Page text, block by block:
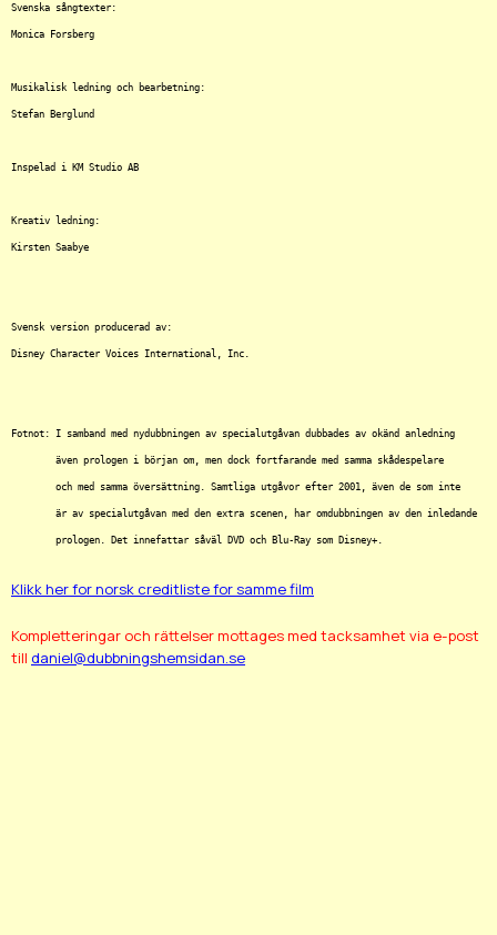
Svenska sångtexter:
Monica Forsberg
Musikalisk ledning och bearbetning:
Stefan Berglund
Inspelad i KM Studio AB
Kreativ ledning:
Kirsten Saabye
Svensk version producerad av:
Disney Character Voices International, Inc.
Fotnot: I samband med nydubbningen av specialutgåvan dubbades av okänd anledning
Klikk her for norsk creditliste for samme film
Kompletteringar och rättelser mottages med tacksamhet via e-post
till daniel@dubbningshemsidan.se